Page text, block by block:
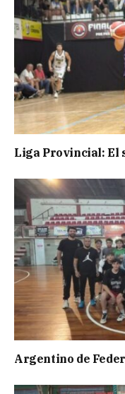
Liga Provincial: El
Argentino de